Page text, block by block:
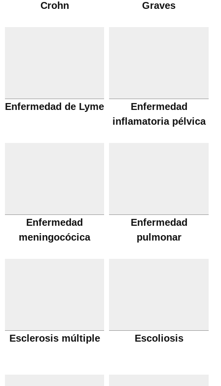
Crohn Graves
Enfermedad de Lyme
Enfermedad
inflamatoria pélvica
Enfermedad
meningocócica
Enfermedad
pulmonar
Esclerosis múltiple Escoliosis